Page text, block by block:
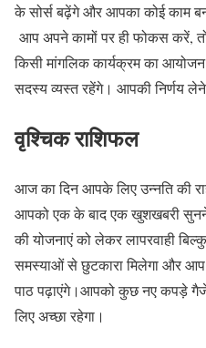
के सोर्स बढ़ेंगे और आपका कोई काम
आप अपने कामों पर ही फोकस करें,
किसी मांगलिक कार्यक्रम का
सदस्य व्यस्त रहेंगे। आपकी निर्णय लेने
वृश्चिक राशिफल
आज का दिन आपके लिए उन्नति की
आपको एक के बाद एक खुशखबरी
की योजनाएं को लेकर लापरवाही
समस्याओं से छुटकारा मिलेगा और
पाठ पढ़ाएंगे।आपको कुछ नए कपड़े
लिए अच्छा रहेगा।